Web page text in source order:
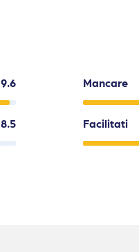
9.6 Mancare
8.5 Facilitati